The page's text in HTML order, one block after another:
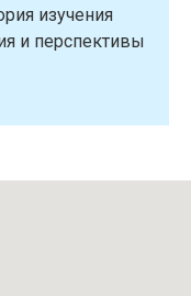
изучения
и перспективы